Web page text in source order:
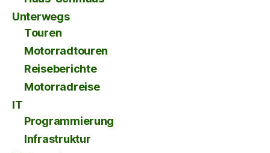
Unterwegs
Touren
Motorradtouren
Reiseberichte
Motorradreise
IT
Programmierung
Infrastruktur